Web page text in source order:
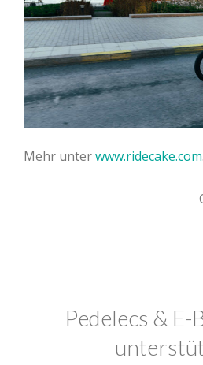
Mehr unterwww.ridecake.com.
Pedelecs & E-